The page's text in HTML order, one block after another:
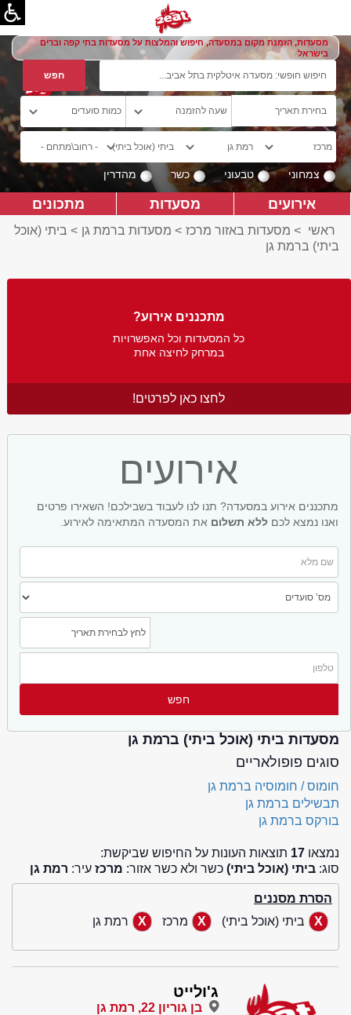
מסעדות, הזמנת מקום במסעדה, חיפוש והמלצות על מסעדות בתי קפה וברים
בישראל
צמחוני טבעוני כשר מהדרין
אירועים מסעדות מתכונים
ראשי > מסעדות באזור מרכז > מסעדות ברמת גן > ביתי (אוכל
ביתי) ברמת גן
מתכננים אירוע?
כל המסעדות וכל האפשרויות
במרחק לחיצה אחת
לחצו כאן לפרטים!
אירועים
מתכננים אירוע במסעדה? תנו לנו לעבוד בשבילכם! השאירו פרטים
ואנו נמצא לכם ללא תשלום את המסעדה המתאימה לאירוע.
מסעדות ביתי (אוכל ביתי) ברמת גן
סוגים פופולאריים
חומוס / חומוסיה ברמת גן
תבשילים ברמת גן
בורקס ברמת גן
נמצאו 17 תוצאות העונות על החיפוש שביקשת:
סוג: ביתי (אוכל ביתי) כשר ולא כשר אזור: מרכז עיר: רמת גן
הסרת מסננים
ביתי (אוכל ביתי)
מרכז רמת גן
ג'ולייט
בן גוריון 22, רמת גן